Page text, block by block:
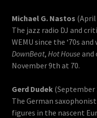
Michael G. Nastos (April
The jazz radio DJ and
WEMU since the ‘70s
DownBeat, Hot House and
November 9th at 70.
Gerd Dudek (September
The German
figures in the nascent